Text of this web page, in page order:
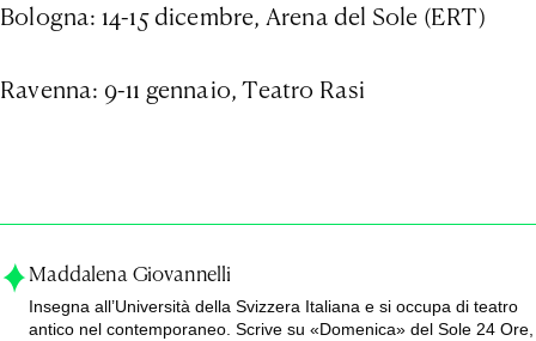
Bologna: 14-15 dicembre, Arena del Sole (ERT)
Ravenna: 9-11 gennaio, Teatro Rasi
Maddalena Giovannelli
Insegna all’Università della Svizzera Italiana e si occupa di teatro
antico nel contemporaneo. Scrive su «Domenica» del Sole 24 Ore,